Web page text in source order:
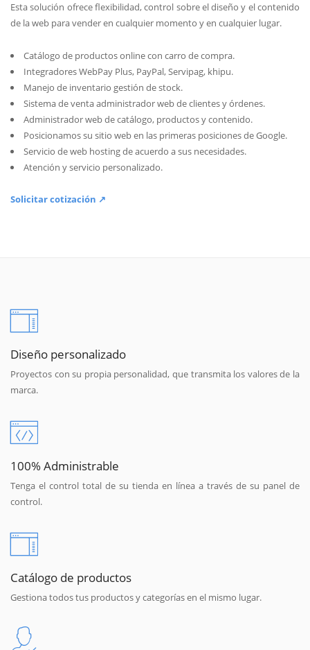
Esta solución ofrece flexibilidad, control sobre el diseño y el contenido
de la web para vender en cualquier momento y en cualquier lugar.
Catálogo de productos online con carro de compra.
Integradores WebPay Plus, PayPal, Servipag, khipu.
Manejo de inventario gestión de stock.
Sistema de venta administrador web de clientes y órdenes.
Administrador web de catálogo, productos y contenido.
Posicionamos su sitio web en las primeras posiciones de Google.
Servicio de web hosting de acuerdo a sus necesidades.
Atención y servicio personalizado.
Solicitar cotización ↗
Diseño personalizado
Proyectos con su propia personalidad, que transmita los valores de la
marca.
100% Administrable
Tenga el control total de su tienda en línea a través de su panel de
control.
Catálogo de productos
Gestiona todos tus productos y categorías en el mismo lugar.